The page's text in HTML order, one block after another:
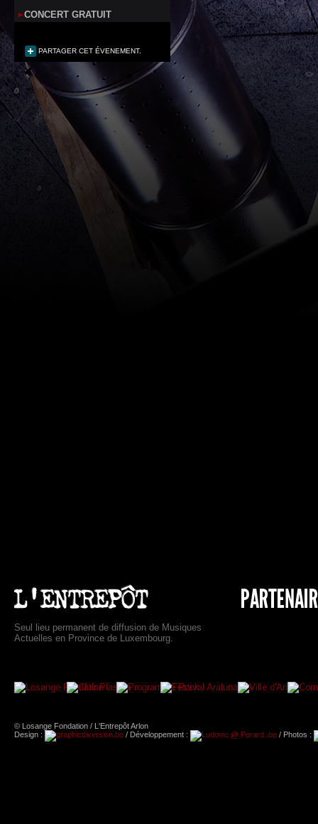
CONCERT GRATUIT
PARTAGER CET ÉVENEMENT.
Seul lieu permanent de diffusion de Musiques
Actuelles en Province de Luxembourg.
© Losange Fondation / L'Entrepôt Arlon
Design :
/ Développement : / Photos :